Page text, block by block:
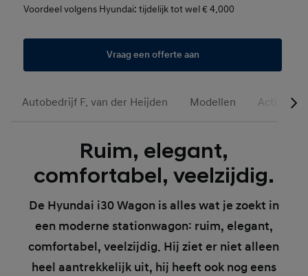
Voordeel volgens Hyundai: tijdelijk tot wel € 4.000
Vraag een offerte aan
Autobedrijf F. van der Heijden Modellen Acties
Ruim, elegant,
comfortabel, veelzijdig.
De Hyundai i30 Wagon is alles wat je zoekt in
een moderne stationwagon: ruim, elegant,
comfortabel, veelzijdig. Hij ziet er niet alleen
heel aantrekkelijk uit, hij heeft ook nog eens